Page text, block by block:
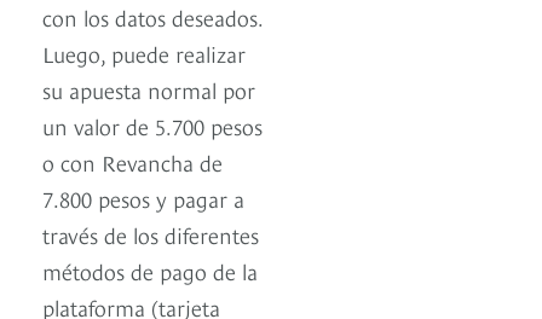
con los datos deseados.
Luego, puede realizar
su apuesta normal por
un valor de 5.700 pesos
o con Revancha de
7.800 pesos y pagar a
través de los diferentes
métodos de pago de la
plataforma (tarjeta